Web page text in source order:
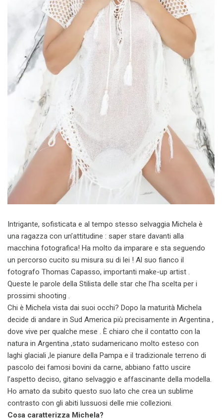
Intrigante, sofisticata e al tempo stesso selvaggia Michela è
una ragazza con un’attitudine : saper stare davanti alla
macchina fotografica! Ha molto da imparare e sta seguendo
un percorso cucito su misura su di lei ! Al suo fianco il
fotografo Thomas Capasso, importanti make-up artist .
Queste le parole della Stilista delle star che l’ha scelta per i
prossimi shooting .
Chi è Michela vista dai suoi occhi? Dopo la maturità Michela
decide di andare in Sud America più precisamente in Argentina ,
dove vive per qualche mese . È chiaro che il contatto con la
natura in Argentina ,stato sudamericano molto esteso con
laghi glaciali ,le pianure della Pampa e il tradizionale terreno di
pascolo dei famosi bovini da carne, abbiano fatto uscire
l’aspetto deciso, gitano selvaggio e affascinante della modella.
Ho amato da subito questo suo lato che crea un sublime
contrasto con gli abiti lussuosi delle mie collezioni.
Cosa caratterizza Michela?